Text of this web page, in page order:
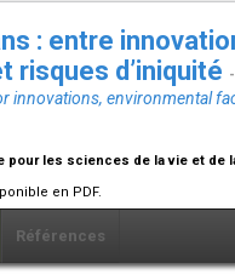
: entre
risques d’iniquité
innovations, environmental
pour les sciences de la vie et de
en PDF.
Références